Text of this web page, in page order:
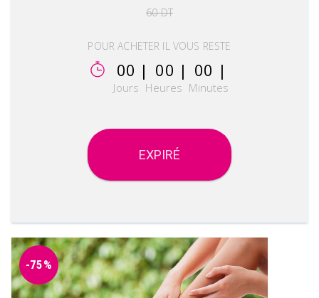
60 DT
POUR ACHETER IL VOUS RESTE
00 | 00 | 00 |
Jours Heures Minutes
EXPIRÉ
-75%